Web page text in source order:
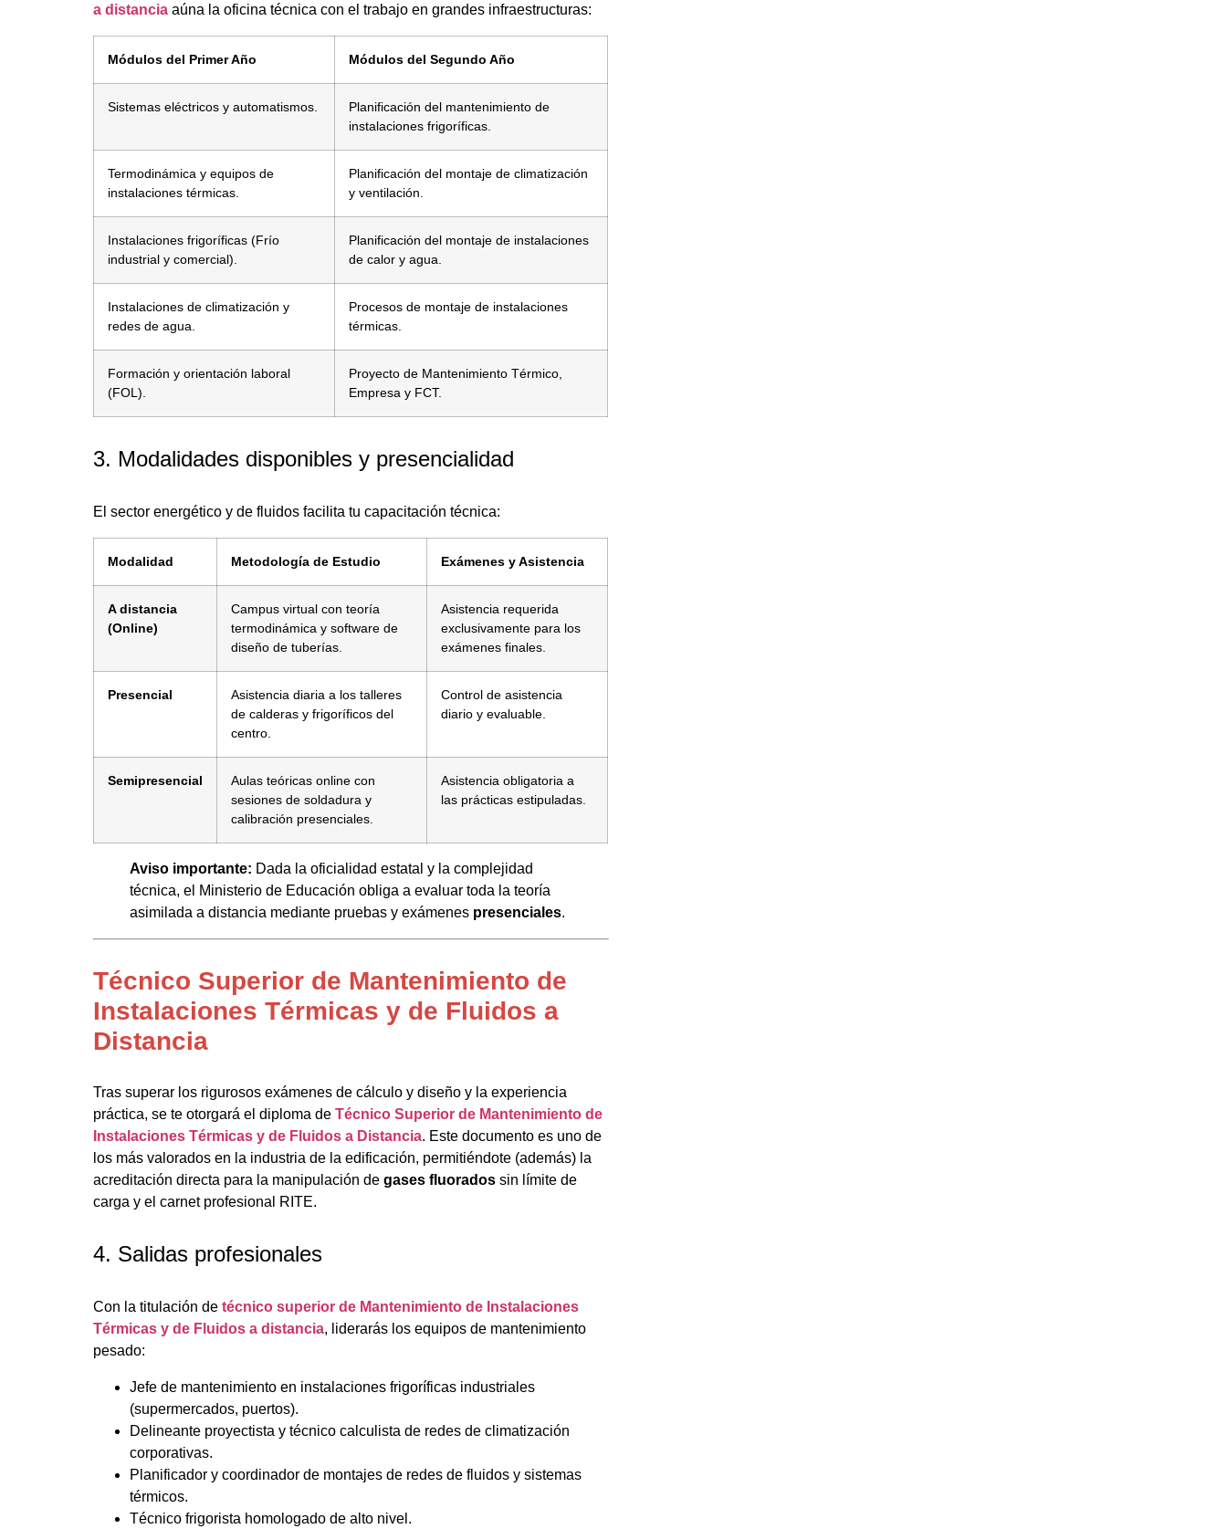
a distancia aúna la oficina técnica con el trabajo en grandes infraestructuras:
Módulos del Primer Año Módulos del Segundo Año
Sistemas eléctricos y automatismos.
Planificación del mantenimiento de
instalaciones frigoríficas.
Termodinámica y equipos de
instalaciones térmicas.
Planificación del montaje de climatización
y ventilación.
Instalaciones frigoríficas (Frío
industrial y comercial).
Planificación del montaje de instalaciones
de calor y agua.
Instalaciones de climatización y
redes de agua.
Procesos de montaje de instalaciones
térmicas.
Formación y orientación laboral
(FOL).
Proyecto de Mantenimiento Térmico,
Empresa y FCT.
3. Modalidades disponibles y presencialidad
El sector energético y de fluidos facilita tu capacitación técnica:
Modalidad Metodología de Estudio Exámenes y Asistencia
A distancia
(Online)
Campus virtual con teoría
termodinámica y software de
diseño de tuberías.
Asistencia requerida
exclusivamente para los
exámenes finales.
Presencial
Asistencia diaria a los talleres
de calderas y frigoríficos del
centro.
Control de asistencia
diario y evaluable.
Semipresencial
Aulas teóricas online con
sesiones de soldadura y
calibración presenciales.
Asistencia obligatoria a
las prácticas estipuladas.
Aviso importante: Dada la oficialidad estatal y la complejidad
técnica, el Ministerio de Educación obliga a evaluar toda la teoría
asimilada a distancia mediante pruebas y exámenes presenciales.
Técnico Superior de Mantenimiento de
Instalaciones Térmicas y de Fluidos a
Distancia
Tras superar los rigurosos exámenes de cálculo y diseño y la experiencia
práctica, se te otorgará el diploma de Técnico Superior de Mantenimiento de
Instalaciones Térmicas y de Fluidos a Distancia. Este documento es uno de
los más valorados en la industria de la edificación, permitiéndote (además) la
acreditación directa para la manipulación de gases fluorados sin límite de
carga y el carnet profesional RITE.
4. Salidas profesionales
Con la titulación de técnico superior de Mantenimiento de Instalaciones
Térmicas y de Fluidos a distancia, liderarás los equipos de mantenimiento
pesado:
Jefe de mantenimiento en instalaciones frigoríficas industriales
(supermercados, puertos).
Delineante proyectista y técnico calculista de redes de climatización
corporativas.
Planificador y coordinador de montajes de redes de fluidos y sistemas
térmicos.
Técnico frigorista homologado de alto nivel.